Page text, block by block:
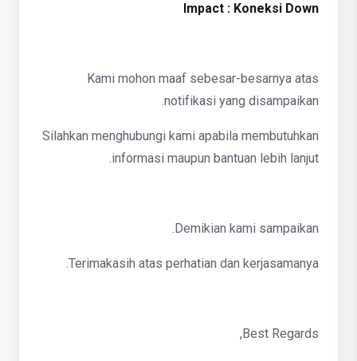
Impact : Koneksi Down
Kami mohon maaf sebesar-besarnya atas
notifikasi yang disampaikan.
Silahkan menghubungi kami apabila membutuhkan
informasi maupun bantuan lebih lanjut.
Demikian kami sampaikan.
Terimakasih atas perhatian dan kerjasamanya.
Best Regards,